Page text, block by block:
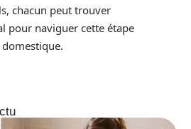
chacun peut trouver
pour naviguer cette étape